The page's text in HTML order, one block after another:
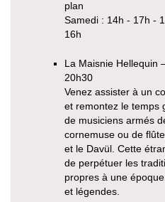
plan
Samedi : 14h - 17h -
16h
La Maisnie Hellequin
20h30
Venez assister à un
et remontez le temps
de musiciens armés
cornemuse ou de
et le Davül. Cette
de perpétuer les
propres à une
et légendes.